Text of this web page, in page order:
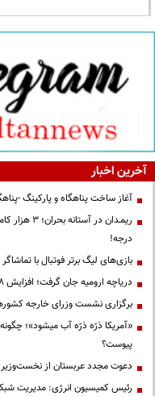
آخرین اخبار
آغاز ساخت پناهگاه و پارکینگ -
درجه!
بازی‌های لیگ برتر فوتبال با
دریاچه ارومیه جان گرفت؛ افزایش ۷۸ سانتی‌متری تراز
برگزاری نشست وزرای خارجه
«آمریکا ذرّه ذرّه آب میشود»؛
پیوست؟
دعوت مجدد عربستان از
رئیس کمیسیون انرژی: مدیریت